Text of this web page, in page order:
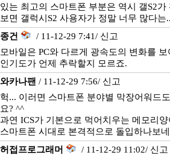
있는 최고의 스마트폰 부분은 역시 갤S2가
보면 갤럭시S2 사용자가 정말 너무 많다는
종건
/ 11-12-29 7:41/ 신고
모바일은 PC와 다르게 광속도의 변화를 보
인기도가 언제 추락할지 모르죠.
와카나팬 / 11-12-29 7:56/ 신고
헉... 이러면 스마트폰 분야별 막장어워드
요? ^^
과연 ICS가 기본으로 먹어치우는 메모리
스마트폰 시대로 본격적으로 돌입하나보
허접프로그래머
/ 11-12-29 11:02/ 신고